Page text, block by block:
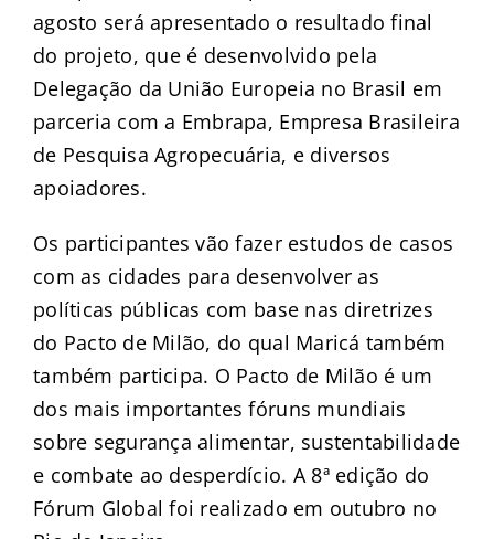
agosto será apresentado o resultado final
do projeto, que é desenvolvido pela
Delegação da União Europeia no Brasil em
parceria com a Embrapa, Empresa Brasileira
de Pesquisa Agropecuária, e diversos
apoiadores.
Os participantes vão fazer estudos de casos
com as cidades para desenvolver as
políticas públicas com base nas diretrizes
do Pacto de Milão, do qual Maricá também
também participa. O Pacto de Milão é um
dos mais importantes fóruns mundiais
sobre segurança alimentar, sustentabilidade
e combate ao desperdício. A 8ª edição do
Fórum Global foi realizado em outubro no